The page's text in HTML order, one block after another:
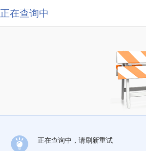
正在查询中
正在查询中，请刷新重试